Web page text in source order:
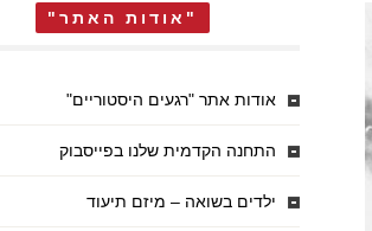
"אודות האתר"
אודות אתר "רגעים היסטוריים"
התחנה הקדמית שלנו בפייסבוק
ילדים בשואה – מיזם תיעוד